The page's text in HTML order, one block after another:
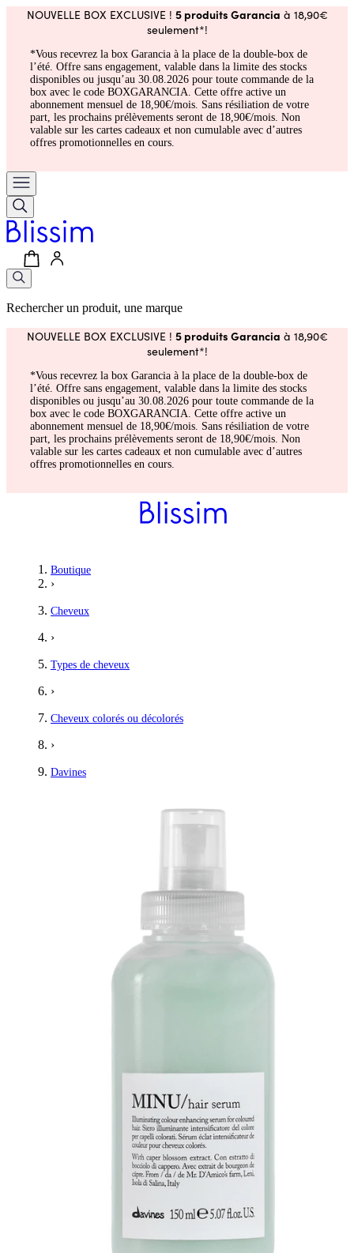
NOUVELLE BOX EXCLUSIVE ! 5 produits Garancia à 18,90€
seulement*!
*Vous recevrez la box Garancia à la place de la double-box de
l’été. Offre sans engagement, valable dans la limite des stocks
disponibles ou jusqu’au 30.08.2026 pour toute commande de la
box avec le code BOXGARANCIA. Cette offre active un
abonnement mensuel de 18,90€/mois. Sans résiliation de votre
part, les prochains prélèvements seront de 18,90€/mois. Non
valable sur les cartes cadeaux et non cumulable avec d’autres
offres promotionnelles en cours.
Rechercher un produit, une marque
NOUVELLE BOX EXCLUSIVE ! 5 produits Garancia à 18,90€
seulement*!
*Vous recevrez la box Garancia à la place de la double-box de
l’été. Offre sans engagement, valable dans la limite des stocks
disponibles ou jusqu’au 30.08.2026 pour toute commande de la
box avec le code BOXGARANCIA. Cette offre active un
abonnement mensuel de 18,90€/mois. Sans résiliation de votre
part, les prochains prélèvements seront de 18,90€/mois. Non
valable sur les cartes cadeaux et non cumulable avec d’autres
offres promotionnelles en cours.
Boutique
›
Cheveux
›
Types de cheveux
›
Cheveux colorés ou décolorés
›
Davines